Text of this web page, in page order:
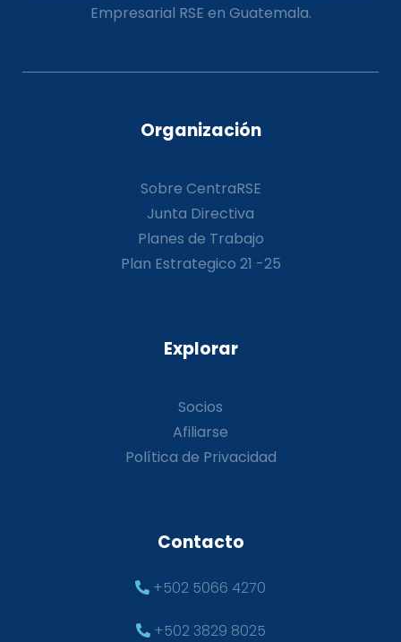
Empresarial RSE en Guatemala.
Organización
Sobre CentraRSE
Junta Directiva
Planes de Trabajo
Plan Estrategico 21 -25
Explorar
Socios
Afiliarse
Política de Privacidad
Contacto
+502 5066 4270
+502 3829 8025